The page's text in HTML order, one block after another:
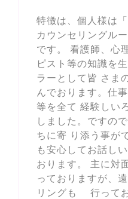
特徴は、個人様は
カウンセリングル
です。 看護師、心
ピスト等の知識を
ラーとして皆 さま
んでおります。仕
等を全て 経験しい
しました。ですの
ちに寄 り添う事が
も安心してお話し
おります。 主に対
っておりますが、
リングも 行って